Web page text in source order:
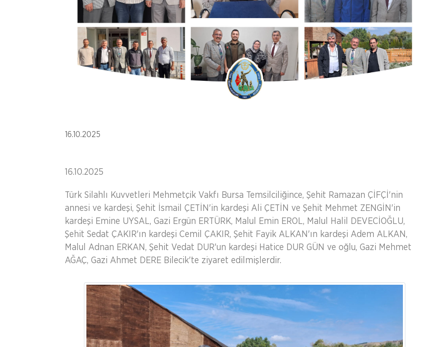
16.10.2025
16.10.2025
Türk Silahlı Kuvvetleri Mehmetçik Vakfı Bursa Temsilciliğince, Şehit Ramazan ÇİFÇİ'nin
annesi ve kardeşi, Şehit İsmail ÇETİN'in kardeşi Ali ÇETİN ve Şehit Mehmet ZENGİN'in
kardeşi Emine UYSAL, Gazi Ergün ERTÜRK, Malul Emin EROL, Malul Halil DEVECİOĞLU,
Şehit Sedat ÇAKIR'ın kardeşi Cemil ÇAKIR, Şehit Fayik ALKAN'ın kardeşi Adem ALKAN,
Malul Adnan ERKAN, Şehit Vedat DUR'un kardeşi Hatice DUR GÜN ve oğlu, Gazi Mehmet
AĞAÇ, Gazi Ahmet DERE Bilecik'te ziyaret edilmişlerdir.